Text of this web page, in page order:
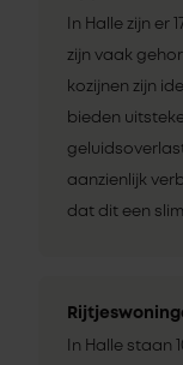
In Halle zijn er
zijn vaak
kozijnen zijn
bieden
aanzienlijk
dat dit een
In Halle staan